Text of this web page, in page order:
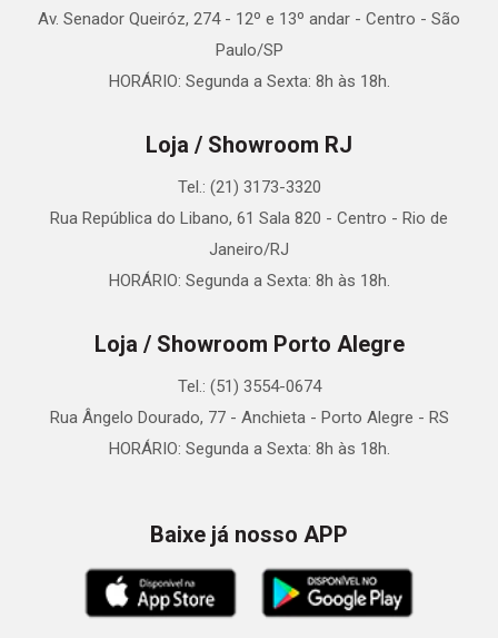
Av. Senador Queiróz, 274 - 12º e 13º andar - Centro - São
Paulo/SP
HORÁRIO: Segunda a Sexta: 8h às 18h.
Loja / Showroom RJ
Tel.: (21) 3173-3320
Rua República do Libano, 61 Sala 820 - Centro - Rio de
Janeiro/RJ
HORÁRIO: Segunda a Sexta: 8h às 18h.
Loja / Showroom Porto Alegre
Tel.: (51) 3554-0674
Rua Ângelo Dourado, 77 - Anchieta - Porto Alegre - RS
HORÁRIO: Segunda a Sexta: 8h às 18h.
Baixe já nosso APP